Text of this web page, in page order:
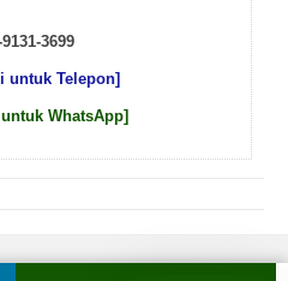
3699
untuk Telepon]
WhatsApp]